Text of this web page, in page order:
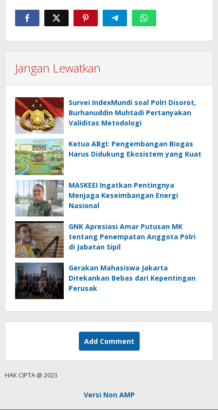
Jangan Lewatkan
Survei IndexMundi soal Polri Disorot,
Burhanuddin Muhtadi Pertanyakan
Validitas Metodologi
Ketua ABgI: Pengembangan Biogas
Harus Didukung Ekosistem yang Kuat
MASKEEI Ingatkan Pentingnya
Menjaga Keseimbangan Energi
Nasional
GNK Apresiasi Amar Putusan MK
tentang Penempatan Anggota Polri
di Jabatan Sipil
Gerakan Mahasiswa Jakarta
Ditekankan Bebas dari Kepentingan
Perusak
Add Comment
HAK CIPTA @ 2023
Versi Non AMP